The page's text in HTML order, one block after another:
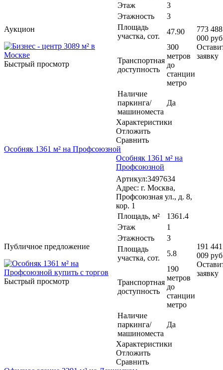
Аукцион
Быстрый просмотр
Этаж
3
Этажность
3
Площадь
участка, сот.
47.90
Транспортная
доступность
300
метров
до
станции
метро
Наличие
паркинга/
машиноместа
Да
Характеристики
Отложить
Сравнить
773 488
000
заявку
Особняк 1361 м² на Профсоюзной
Публичное предложение
Быстрый просмотр
Особняк 1361 м² на
Профсоюзной
Артикул:3497634
Адрес: г. Москва,
Профсоюзная ул., д. 8,
кор. 1
Площадь, м²
1361.4
Этаж
1
Этажность
3
Площадь
участка, сот.
5.8
Транспортная
доступность
190
метров
до
станции
метро
Наличие
паркинга/
машиноместа
Да
Характеристики
Отложить
Сравнить
191 441
009
заявку